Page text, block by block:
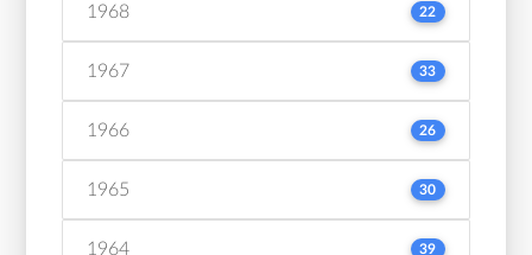
1968 22
1967 33
1966 26
1965 30
1964 39